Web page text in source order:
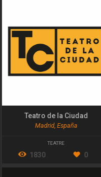
Teatro de la Ciudad
Madrid, España
TEATRE
1830 0